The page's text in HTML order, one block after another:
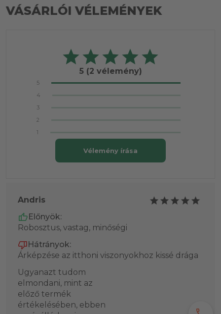
VÁSÁRLÓI VÉLEMÉNYEK
5 (2 vélemény)
5
4
3
2
1
Vélemény írása
Andris
Előnyök:
Robosztus, vastag, minőségi
Hátrányok:
Árképzése az itthoni viszonyokhoz kissé drága
Ugyanazt tudom
elmondani, mint az
előző termék
értékelésében, ebben